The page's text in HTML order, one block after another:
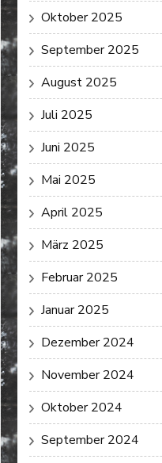
Oktober 2025
September 2025
August 2025
Juli 2025
Juni 2025
Mai 2025
April 2025
März 2025
Februar 2025
Januar 2025
Dezember 2024
November 2024
Oktober 2024
September 2024